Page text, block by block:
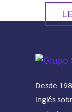
Desde
inglés